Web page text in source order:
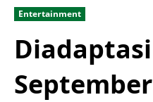
Entertainment